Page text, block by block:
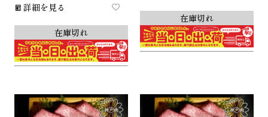
詳細を見る
在庫切れ
在庫切れ